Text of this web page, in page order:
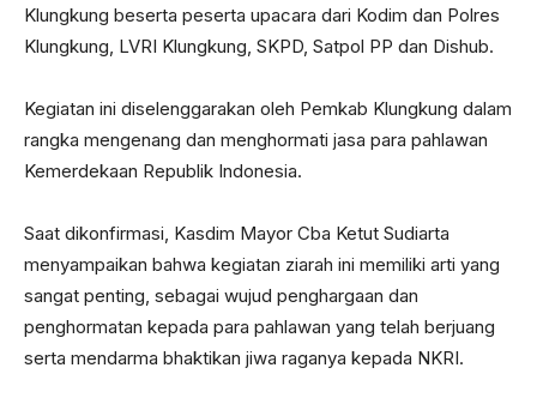
Klungkung beserta peserta upacara dari Kodim dan Polres
Klungkung, LVRI Klungkung, SKPD, Satpol PP dan Dishub.
Kegiatan ini diselenggarakan oleh Pemkab Klungkung dalam
rangka mengenang dan menghormati jasa para pahlawan
Kemerdekaan Republik Indonesia.
Saat dikonfirmasi, Kasdim Mayor Cba Ketut Sudiarta
menyampaikan bahwa kegiatan ziarah ini memiliki arti yang
sangat penting, sebagai wujud penghargaan dan
penghormatan kepada para pahlawan yang telah berjuang
serta mendarma bhaktikan jiwa raganya kepada NKRI.